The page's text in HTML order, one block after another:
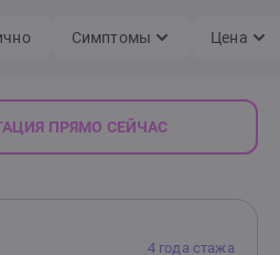
Симптомы Цена
ПРЯМО СЕЙЧАС
4 года стажа